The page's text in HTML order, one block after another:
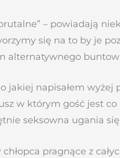
– powiadają
się na to by je
alternatywnego
o jakiej napisałem wyżej
w którym gość jest
seksowna ugania
pragnące z